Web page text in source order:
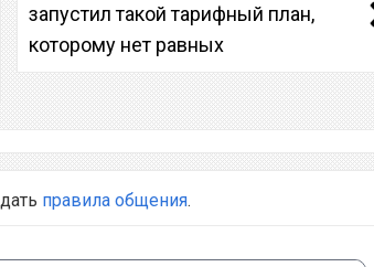
запустил такой тарифный план,
которому нет равных
правила общения.